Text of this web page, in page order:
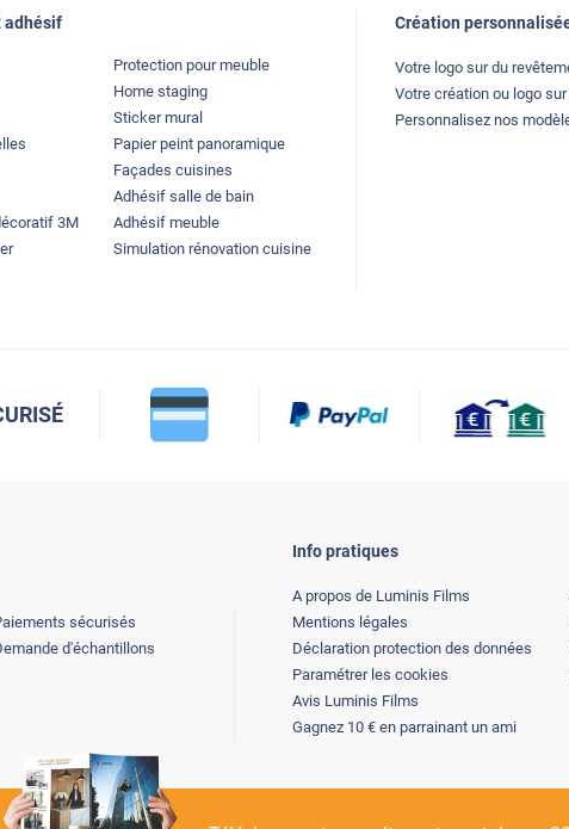
adhésif
3M
Protection pour meuble
Home staging
Sticker mural
Papier peint panoramique
Façades cuisines
Adhésif salle de bain
Adhésif meuble
Simulation rénovation cuisine
Création
Votre logo sur du
Votre création ou logo
Personnalisez nos
sécurisés
d'échantillons
Info pratiques
A propos de Luminis Films
Mentions légales
Déclaration protection des données
Paramétrer les cookies
Avis Luminis Films
Gagnez 10 € en parrainant un ami